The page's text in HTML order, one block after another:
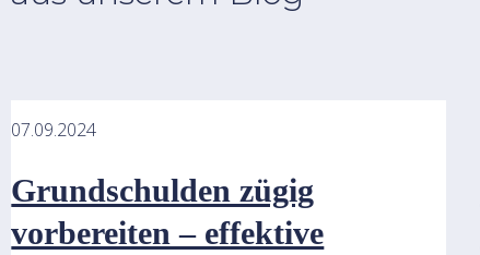
07.09.2024
Grundschulden zügig
vorbereiten – effektive